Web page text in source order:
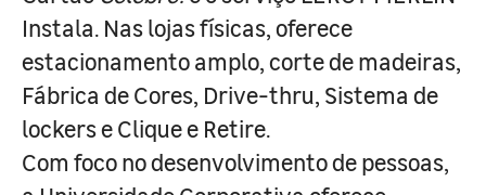
Instala. Nas lojas físicas, oferece
estacionamento amplo, corte de madeiras,
Fábrica de Cores, Drive-thru, Sistema de
lockers e Clique e Retire.
Com foco no desenvolvimento de pessoas,